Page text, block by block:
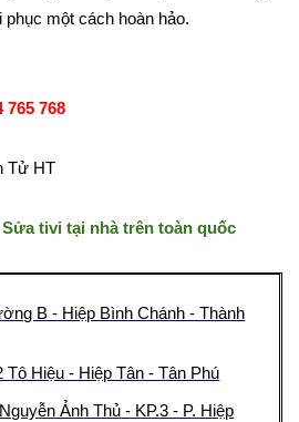
một cách hoàn hảo.
765 768
Tử HT
tivi tại nhà trên toàn quốc
B - Hiệp Bình Chánh - Thành
Tô Hiệu - Hiệp Tân - Tân Phú
Ảnh Thủ - KP.3 - P. Hiệp